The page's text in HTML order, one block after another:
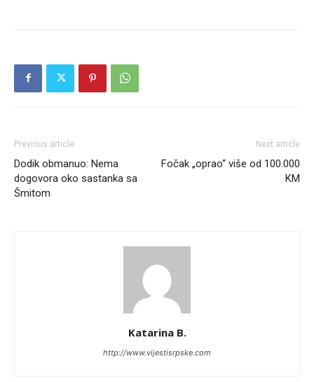
Previous article
Dodik obmanuo: Nema
dogovora oko sastanka sa
Šmitom
Next article
Fočak „oprao“ više od 100.000
KM
Katarina B.
http://www.vijestisrpske.com